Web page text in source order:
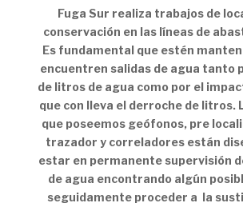
Fuga Sur realiza trabajos de
conservación en las líneas de
Es fundamental que estén
encuentren salidas de agua tanto
de litros de agua como por el
que con lleva el derroche de litros.
que poseemos geófonos, pre
trazador y correladores están
estar en permanente supervisión
de agua encontrando algún
seguidamente proceder a la